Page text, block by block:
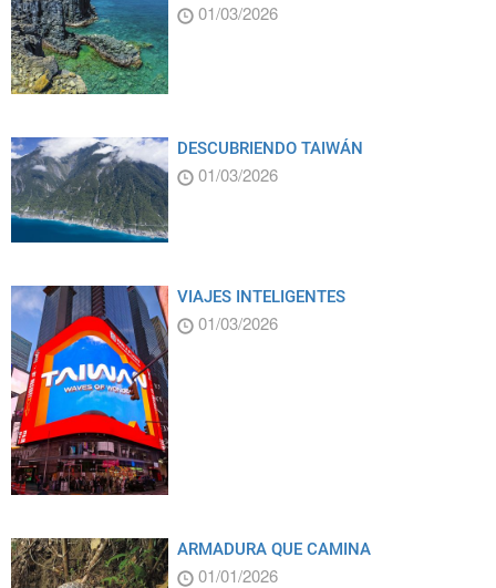
01/03/2026
DESCUBRIENDO TAIWÁN
01/03/2026
VIAJES INTELIGENTES
01/03/2026
ARMADURA QUE CAMINA
01/01/2026